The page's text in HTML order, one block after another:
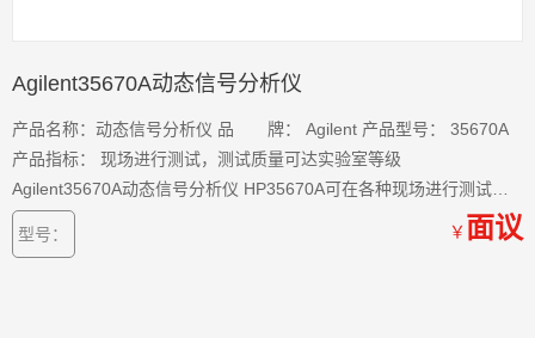
Agilent35670A动态信号分析仪
产品名称：动态信号分析仪 品 牌： Agilent 产品型号： 35670A
产品指标： 现场进行测试，测试质量可达实验室等级
Agilent35670A动态信号分析仪 HP35670A可在各种现场进行测试，
测试质量可达实验室等级，比如在小汽车测试轨上，或飞过城市上空
时，或在潜艇狭窄的密闭舱内。它的体积很小，可以放在飞机座位现
型号： ￥ 面议